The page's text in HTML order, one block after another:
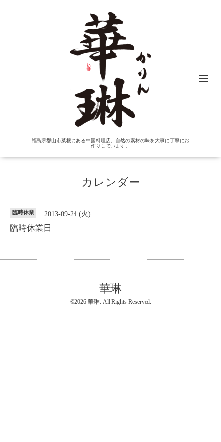
福島県郡山市菜根にある中国料理店。自然の素材の味を大事に丁寧にお
作りしています。
カレンダー
臨時休業 2013-09-24 (火)
臨時休業日
華琳
©2026 華琳. All Rights Reserved.